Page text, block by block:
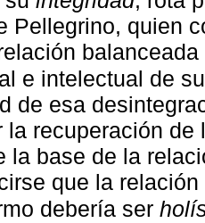
Pellegrino, quien
e intelectual de
de esa
la recuperación
la base de la
que la
debería ser